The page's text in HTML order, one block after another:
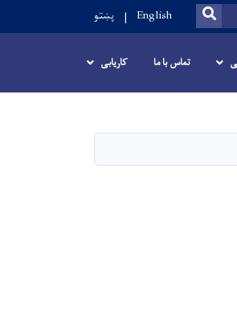
SEARCH
English پښتو
تماس با ما کاریابی